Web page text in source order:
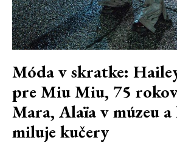
Móda v skratke:
pre Miu Miu, 75
Mara, Alaïa v múzeu a
miluje kučery